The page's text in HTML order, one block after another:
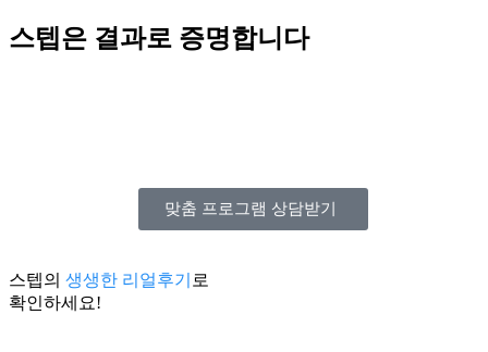
스텝은 결과로 증명합니다
맞춤 프로그램 상담받기
스텝의 생생한 리얼후기 로
확인하세요!